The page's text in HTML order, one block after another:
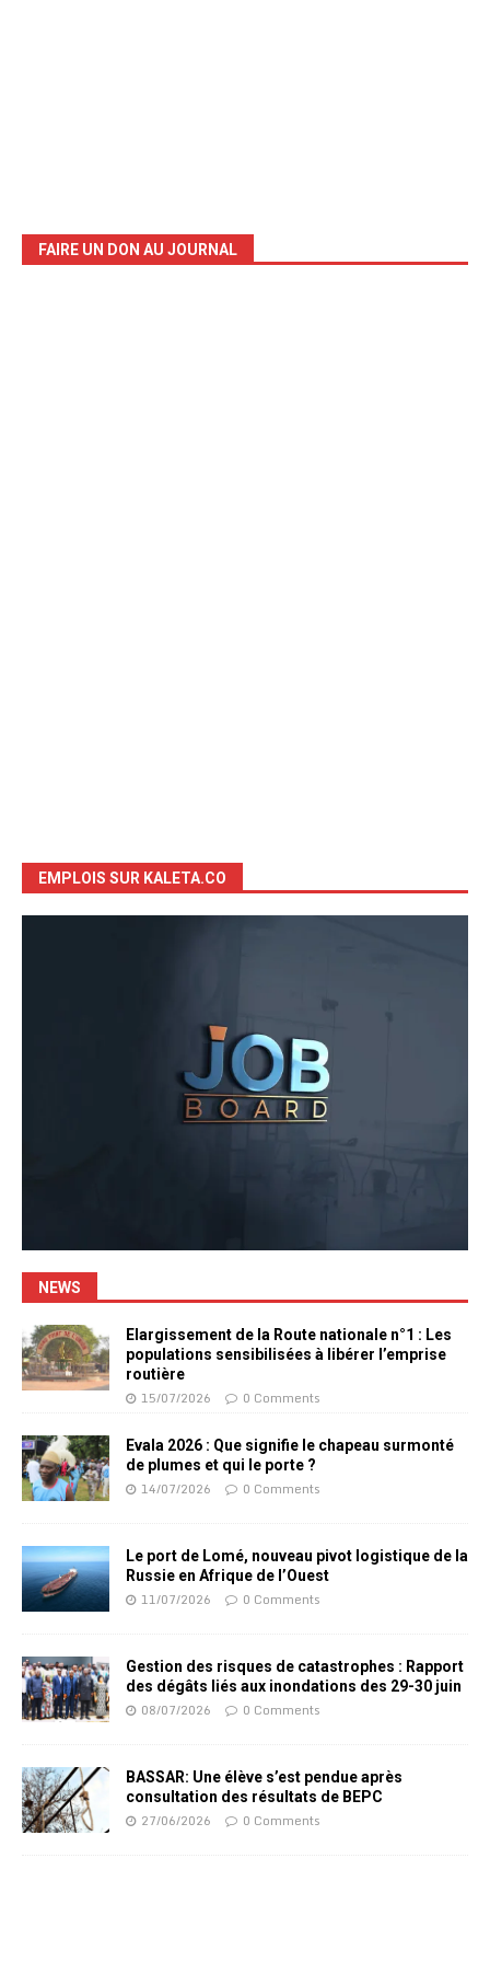
FAIRE UN DON AU JOURNAL
EMPLOIS SUR KALETA.CO
NEWS
Elargissement de la Route nationale n°1 : Les
populations sensibilisées à libérer l’emprise
routière
15/07/2026 0 Comments
Evala 2026 : Que signifie le chapeau surmonté
de plumes et qui le porte ?
14/07/2026 0 Comments
Le port de Lomé, nouveau pivot logistique de la
Russie en Afrique de l’Ouest
11/07/2026 0 Comments
Gestion des risques de catastrophes : Rapport
des dégâts liés aux inondations des 29-30 juin
08/07/2026 0 Comments
BASSAR: Une élève s’est pendue après
consultation des résultats de BEPC
27/06/2026 0 Comments